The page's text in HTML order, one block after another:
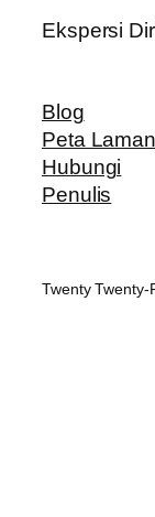
Ekspersi
Blog
Peta Laman
Hubungi
Penulis
Twenty Twenty-